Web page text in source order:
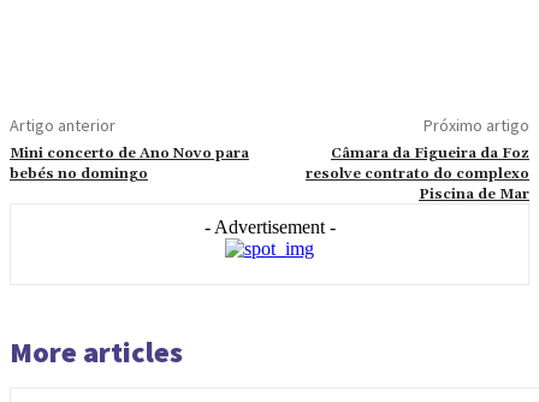
Artigo anterior
Mini concerto de Ano Novo para
bebés no domingo
Próximo artigo
Câmara da Figueira da Foz
resolve contrato do complexo
Piscina de Mar
- Advertisement -
More articles